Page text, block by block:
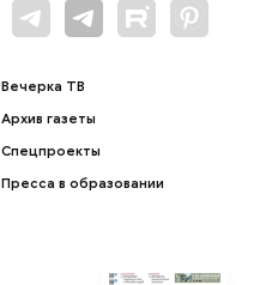
Вечерка ТВ
Архив газеты
Спецпроекты
Пресса в образовании